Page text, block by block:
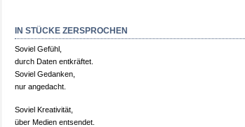
IN STÜCKE ZERSPROCHEN
Soviel Gefühl,
durch Daten entkräftet.
Soviel Gedanken,
nur angedacht.
Soviel Kreativität,
über Medien entsendet.